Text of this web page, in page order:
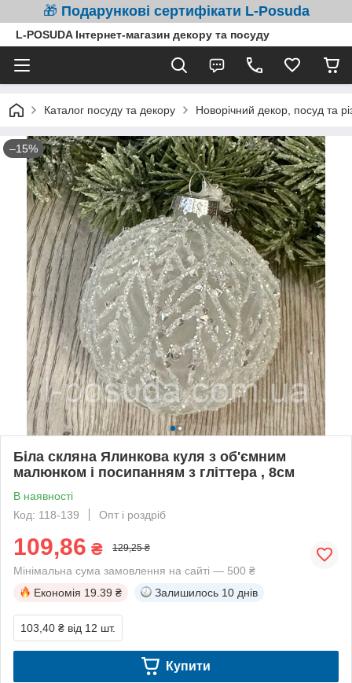
🎁 Подарункові сертифікати L-Posuda
L-POSUDA Інтернет-магазин декору та посуду
Каталог посуду та декору Новорічний декор, посуд та
–15%
Біла скляна Ялинкова куля з об'ємним
малюнком і посипанням з гліттера , 8см
В наявності
Код: 118-139
Опт і роздріб
109,86 ₴ 129,25 ₴
Мінімальна сума замовлення на сайті — 500 ₴
Економія 19.39 ₴ Залишилось 10 днів
103,40 ₴ від 12 шт.
Купити